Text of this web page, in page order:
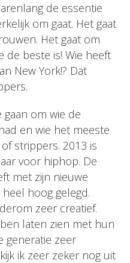
de essentie
om gaat. Het gaat
Het gaat om
de beste is! Wie heeft
New York!? Dat
om wie de
en wie het meeste
strippers. 2013 is
voor hiphop. De
met zijn nieuwe
hoog gelegd.
zeer creatief.
laten zien met hun
generatie zeer
ik zeer zeker nog uit